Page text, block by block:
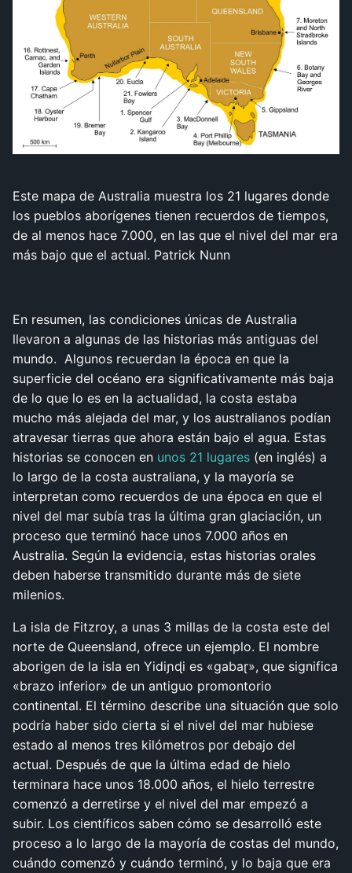
Este mapa de Australia muestra los 21 lugares donde
los pueblos aborígenes tienen recuerdos de tiempos,
de al menos hace 7.000, en las que el nivel del mar era
más bajo que el actual. Patrick Nunn
En resumen, las condiciones únicas de Australia
llevaron a algunas de las historias más antiguas del
mundo. Algunos recuerdan la época en que la
superficie del océano era significativamente más baja
de lo que lo es en la actualidad, la costa estaba
mucho más alejada del mar, y los australianos podían
atravesar tierras que ahora están bajo el agua. Estas
historias se conocen en unos 21 lugares (en inglés) a
lo largo de la costa australiana, y la mayoría se
interpretan como recuerdos de una época en que el
nivel del mar subía tras la última gran glaciación, un
proceso que terminó hace unos 7.000 años en
Australia. Según la evidencia, estas historias orales
deben haberse transmitido durante más de siete
milenios.
La isla de Fitzroy, a unas 3 millas de la costa este del
norte de Queensland, ofrece un ejemplo. El nombre
aborigen de la isla en Yidiɲɖi es «gabaɽ», que significa
«brazo inferior» de un antiguo promontorio
continental. El término describe una situación que solo
podría haber sido cierta si el nivel del mar hubiese
estado al menos tres kilómetros por debajo del
actual. Después de que la última edad de hielo
terminara hace unos 18.000 años, el hielo terrestre
comenzó a derretirse y el nivel del mar empezó a
subir. Los científicos saben cómo se desarrolló este
proceso a lo largo de la mayoría de costas del mundo,
cuándo comenzó y cuándo terminó, y lo baja que era